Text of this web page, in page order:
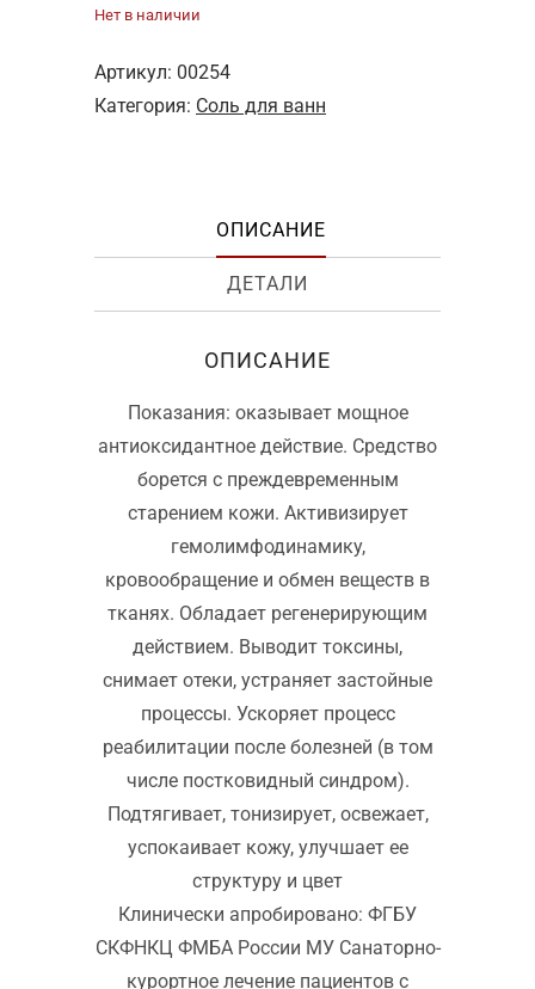
1
100 ₽.
Нет в наличии
Артикул: 00254
Категория: Соль для ванн
ОПИСАНИЕ
ДЕТАЛИ
ОПИСАНИЕ
Показания: оказывает мощное
антиоксидантное действие. Средство
борется с преждевременным
старением кожи. Активизирует
гемолимфодинамику,
кровообращение и обмен веществ в
тканях. Обладает регенерирующим
действием. Выводит токсины,
снимает отеки, устраняет застойные
процессы. Ускоряет процесс
реабилитации после болезней (в том
числе постковидный синдром).
Подтягивает, тонизирует, освежает,
успокаивает кожу, улучшает ее
структуру и цвет
Клинически апробировано: ФГБУ
СКФНКЦ ФМБА России МУ Санаторно-
курортное лечение пациентов с